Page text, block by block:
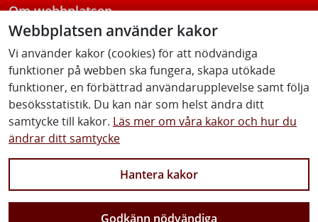
Webbplatsen använder kakor
Vi använder kakor (cookies) för att nödvändiga
funktioner på webben ska fungera, skapa utökade
funktioner, en förbättrad användarupplevelse samt följa
besöksstatistik. Du kan när som helst ändra ditt
samtycke till kakor. Läs mer om våra kakor och hur du
ändrar ditt samtycke
Hantera kakor
Godkänn nödvändiga
Om webbplatsen
Tillgänglighetsredogörelse
Följ oss
Facebook Youtube